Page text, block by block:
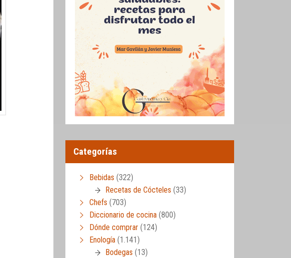
Categorías
Bebidas (322)
Recetas de Cócteles (33)
Chefs (703)
Diccionario de cocina (800)
Dónde comprar (124)
Enología (1.141)
Bodegas (13)